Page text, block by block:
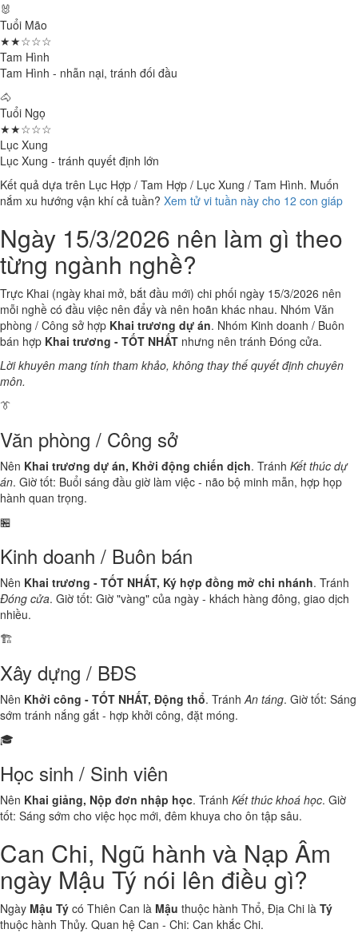
🐰
Tuổi Mão
★★☆☆☆
Tam Hình
Tam Hình - nhẫn nại, tránh đối đầu
🐴
Tuổi Ngọ
★★☆☆☆
Lục Xung
Lục Xung - tránh quyết định lớn
Kết quả dựa trên Lục Hợp / Tam Hợp / Lục Xung / Tam Hình. Muốn
nắm xu hướng vận khí cả tuần? Xem tử vi tuần này cho 12 con giáp
Ngày 15/3/2026 nên làm gì theo
từng ngành nghề?
Trực Khai (ngày khai mở, bắt đầu mới) chi phối ngày 15/3/2026 nên
mỗi nghề có đầu việc nên đẩy và nên hoãn khác nhau. Nhóm Văn
phòng / Công sở hợp Khai trương dự án. Nhóm Kinh doanh / Buôn
bán hợp Khai trương - TỐT NHẤT nhưng nên tránh Đóng cửa.
Lời khuyên mang tính tham khảo, không thay thế quyết định chuyên
môn.
👔
Văn phòng / Công sở
Nên Khai trương dự án, Khởi động chiến dịch. Tránh Kết thúc dự
án. Giờ tốt: Buổi sáng đầu giờ làm việc - não bộ minh mẫn, hợp họp
hành quan trọng.
🏪
Kinh doanh / Buôn bán
Nên Khai trương - TỐT NHẤT, Ký hợp đồng mở chi nhánh. Tránh
Đóng cửa. Giờ tốt: Giờ "vàng" của ngày - khách hàng đông, giao dịch
nhiều.
🏗️
Xây dựng / BĐS
Nên Khởi công - TỐT NHẤT, Động thổ. TránhAn táng. Giờ tốt: Sáng
sớm tránh nắng gắt - hợp khởi công, đặt móng.
🎓
Học sinh / Sinh viên
Nên Khai giảng, Nộp đơn nhập học. Tránh Kết thúc khoá học. Giờ
tốt: Sáng sớm cho việc học mới, đêm khuya cho ôn tập sâu.
Can Chi, Ngũ hành và Nạp Âm
ngày Mậu Tý nói lên điều gì?
Ngày Mậu Tý có Thiên Can là Mậu thuộc hành Thổ, Địa Chi là Tý
thuộc hành Thủy. Quan hệ Can - Chi: Can khắc Chi.